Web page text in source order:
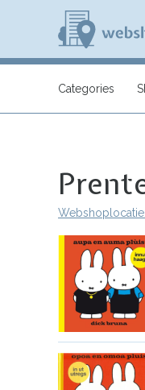
inhoud
e
s
l
a
Categories